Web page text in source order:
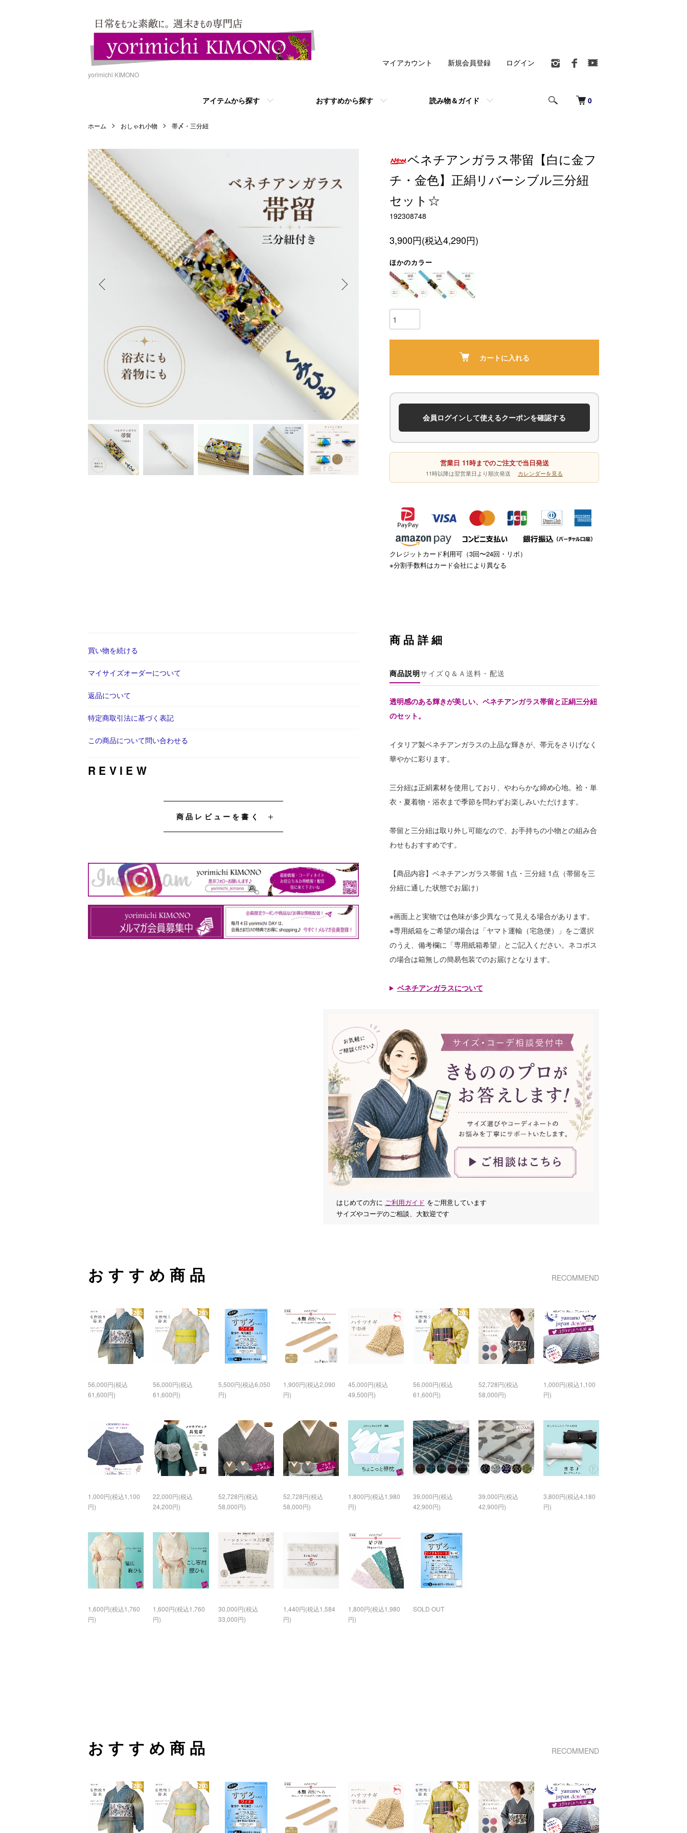
yorimichi KIMONO
アイテムから探す おすすめから探す 読み物＆ガイド
マイアカウント 新規会員登録 ログイン
0
ホーム おしゃれ小物 帯〆・三分紐
ベネチアンガラス帯留【白に金フ
チ・金色】正絹リバーシブル三分紐
セット☆
192308748
3,900円(税込4,290円)
ほかのカラー
カートに入れる
会員ログインして使えるクーポンを確認する
営業日 11時までのご注文で当日発送
11時以降は翌営業日より順次発送 カレンダーを見る
クレジットカード利用可（3回〜24回・リボ）
※分割手数料はカード会社により異なる
商品詳細
商品説明サイズ Ｑ＆Ａ送料・配送
透明感のある輝きが美しい、ベネチアンガラス帯留と正絹三分紐
のセット。
イタリア製ベネチアンガラスの上品な輝きが、帯元をさりげなく
華やかに彩ります。
三分紐は正絹素材を使用しており、やわらかな締め心地。袷・単
衣・夏着物・浴衣まで季節を問わずお楽しみいただけます。
帯留と三分紐は取り外し可能なので、お手持ちの小物との組み合
わせもおすすめです。
【商品内容】ベネチアンガラス帯留 1点・三分紐 1点（帯留を三
分紐に通した状態でお届け）
※画面上と実物では色味が多少異なって見える場合があります。
※専用紙箱をご希望の場合は「ヤマト運輸（宅急便）」をご選択
のうえ、備考欄に「専用紙箱希望」とご記入ください。ネコポス
の場合は箱無しの簡易包装でのお届けとなります。
ベネチアンガラスについて
はじめての方に ご利用ガイド をご用意しています
サイズやコーデのご相談、大歓迎です
おすすめ商品 RECOMMEND
56,000円(税込
61,600円)
56,000円(税込
61,600円)
5,500円(税込6,050
円)
1,900円(税込2,090
円)
45,000円(税込
49,500円)
56,000円(税込
61,600円)
52,728円(税込
58,000円)
1,000円(税込1,100
円)
1,000円(税込1,100
円)
22,000円(税込
24,200円)
52,728円(税込
58,000円)
52,728円(税込
58,000円)
1,800円(税込1,980
円)
39,000円(税込
42,900円)
39,000円(税込
42,900円)
3,800円(税込4,180
円)
1,600円(税込1,760
円)
1,600円(税込1,760
円)
30,000円(税込
33,000円)
1,440円(税込1,584
円)
1,800円(税込1,980
円)
SOLD OUT
買い物を続ける
マイサイズオーダーについて
返品について
特定商取引法に基づく表記
この商品について問い合わせる
REVIEW
商品レビューを書く
おすすめ商品 RECOMMEND